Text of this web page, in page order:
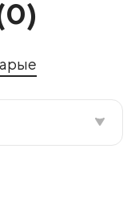
0)